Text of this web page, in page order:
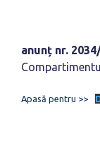
anunț nr.
Apasă pentru >>